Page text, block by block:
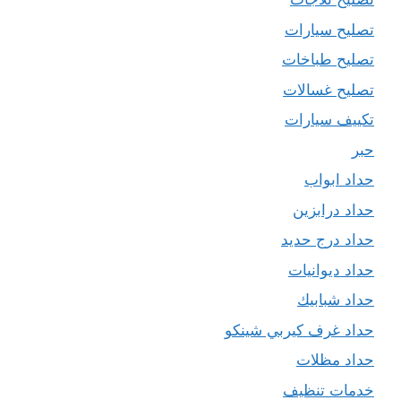
تصليح سيارات
تصليح طباخات
تصليح غسالات
تكييف سيارات
حبر
حداد ابواب
حداد درابزين
حداد درج حديد
حداد ديوانيات
حداد شبابيك
حداد غرف كيربي شينكو
حداد مظلات
خدمات تنظيف